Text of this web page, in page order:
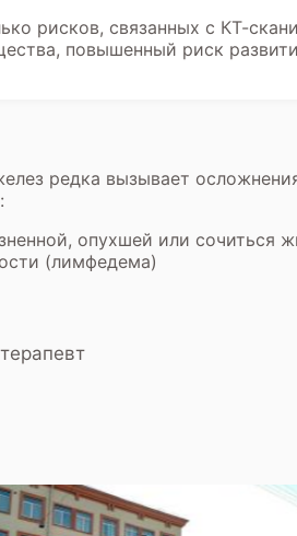
рисков, связанных с КТ-
повышенный риск
редка вызывает
опухшей или сочиться
(лимфедема)